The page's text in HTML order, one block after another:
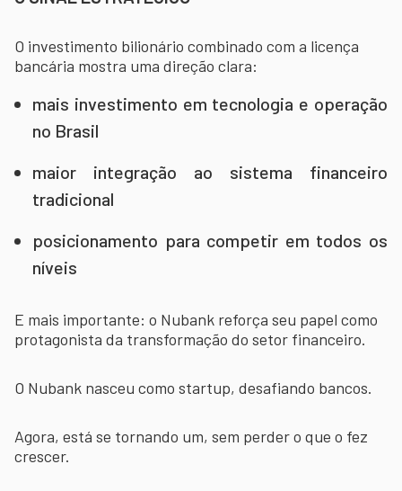
O investimento bilionário combinado com a licença
bancária mostra uma direção clara:
mais investimento em tecnologia e operação
no Brasil
maior integração ao sistema financeiro
tradicional
posicionamento para competir em todos os
níveis
E mais importante: o Nubank reforça seu papel como
protagonista da transformação do setor financeiro.
O Nubank nasceu como startup, desafiando bancos.
Agora, está se tornando um, sem perder o que o fez
crescer.